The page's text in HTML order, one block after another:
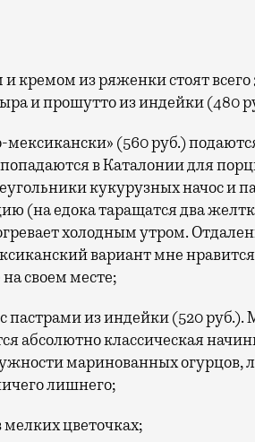
кремом из ряженки стоят всего
и прошутто из индейки (480
(560 руб.)
в Каталонии для
кукурузных начос и
(на едока таращатся два
холодным утром.
вариант мне
своем месте;
пастрами из индейки (520
абсолютно классическая
маринованных огурцов,
лишнего;
цветочках;